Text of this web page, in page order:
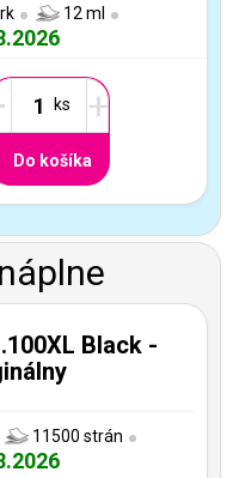
12 ml
+
Do košíka
Black -
11500 strán